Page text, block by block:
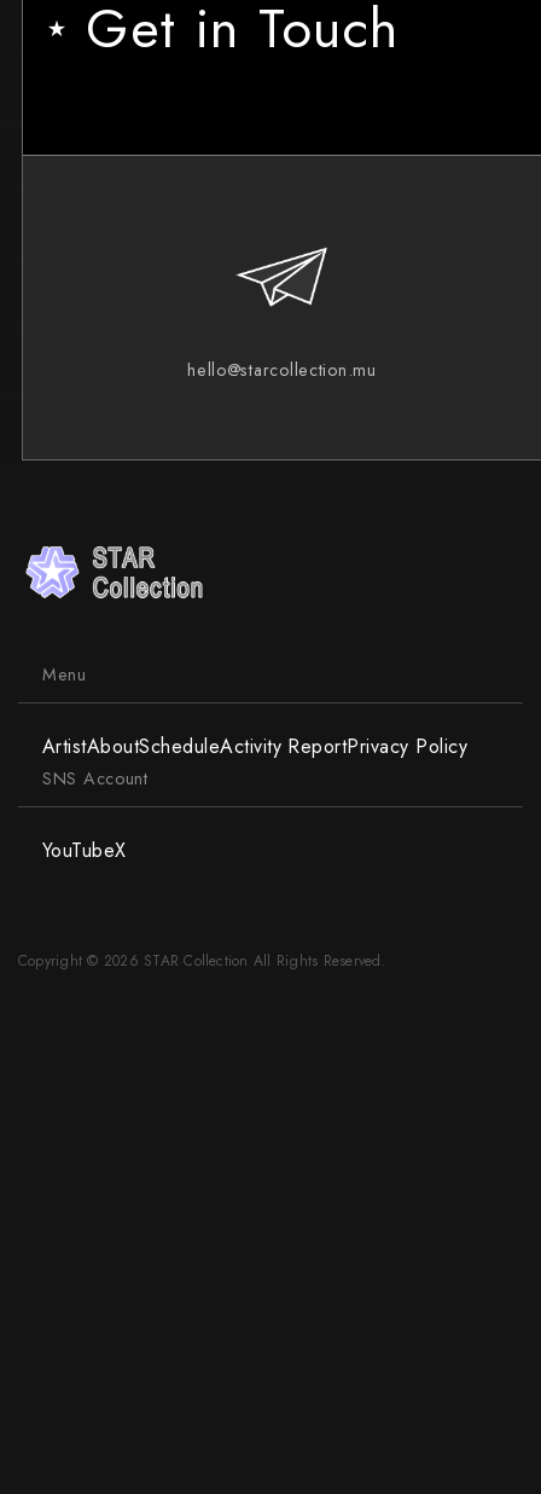
★ Get in Touch
hello@starcollection.mu
Menu
ArtistAboutScheduleActivity ReportPrivacy Policy
SNS Account
YouTubeX
Copyright © 2026 STAR Collection All Rights Reserved.